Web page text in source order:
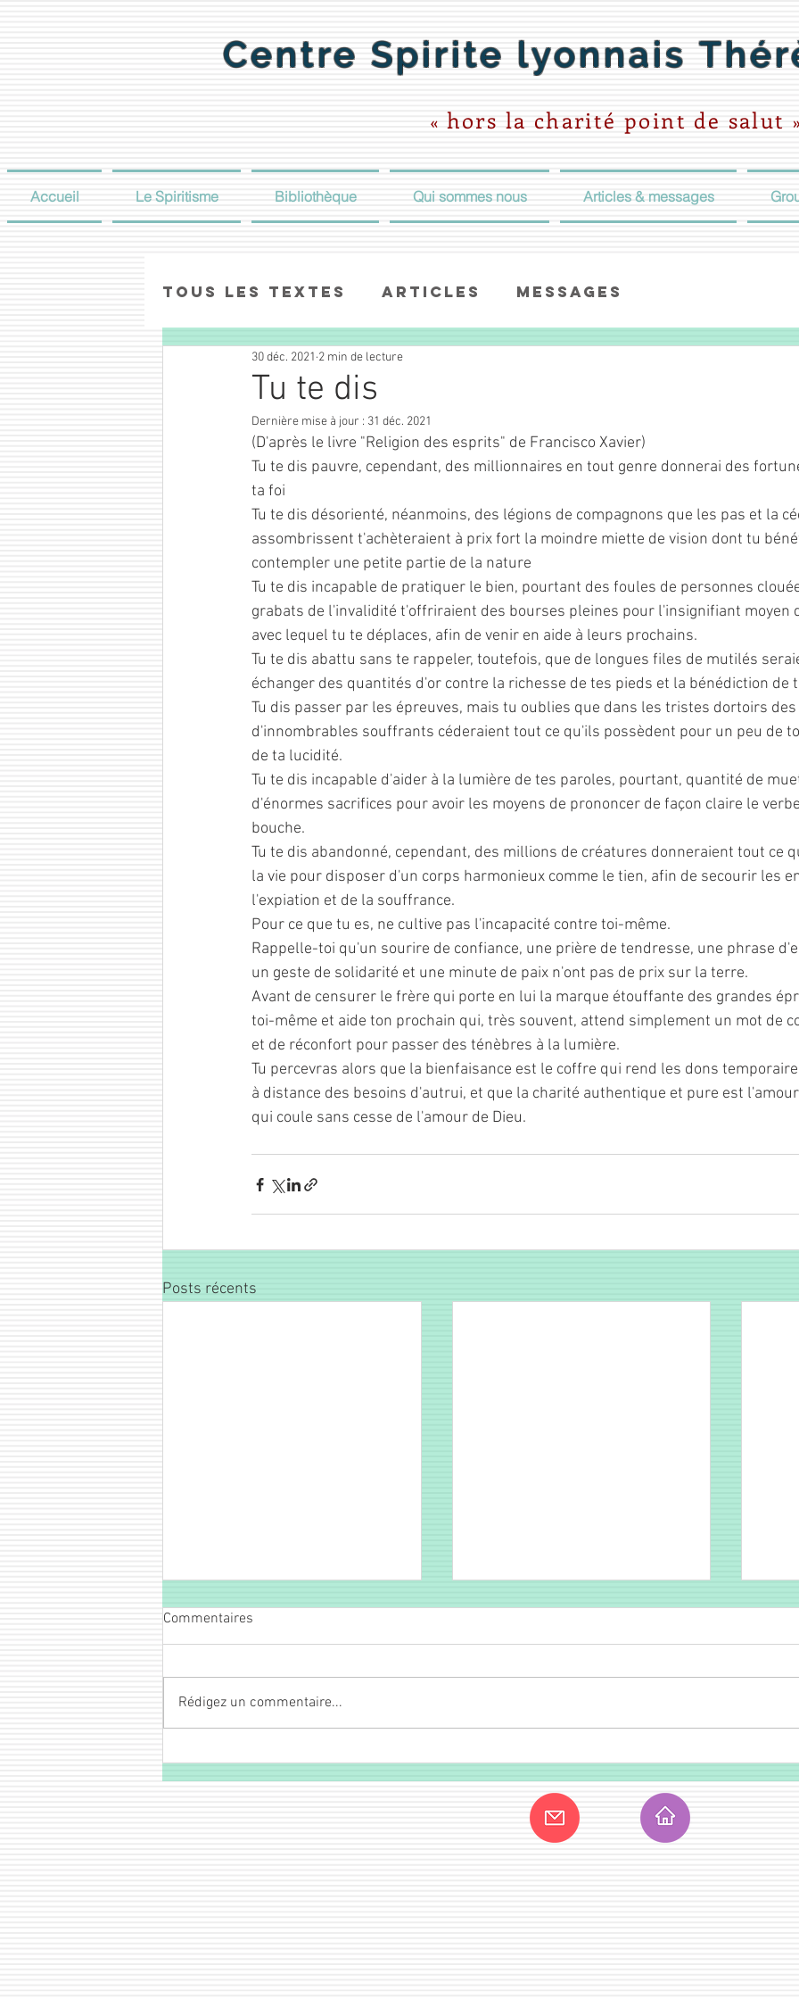
Centre Spirite lyonnais
« hors la charité point de salut »
Accueil Le Spiritisme Bibliothèque Qui sommes nous Articles & messages
Tous les textes Articles Messages
Tu te dis
30 déc. 2021 2 min de lecture
Dernière mise à jour : 31 déc. 2021
(D'après le livre "Religion des esprits" de Francisco Xavier)
Tu te dis pauvre, cependant, des millionnaires en tout genre donnerai des
ta foi
Tu te dis désorienté, néanmoins, des légions de compagnons que les pas et la
assombrissent t'achèteraient à prix fort la moindre miette de vision dont tu
contempler une petite partie de la nature
Tu te dis incapable de pratiquer le bien, pourtant des foules de personnes
grabats de l'invalidité t'offriraient des bourses pleines pour l'insignifiant moyen
avec lequel tu te déplaces, afin de venir en aide à leurs prochains.
Tu te dis abattu sans te rappeler, toutefois, que de longues files de mutilés
échanger des quantités d'or contre la richesse de tes pieds et la bénédiction de
Tu dis passer par les épreuves, mais tu oublies que dans les tristes dortoirs des
d'innombrables souffrants céderaient tout ce qu'ils possèdent pour un peu de
de ta lucidité.
Tu te dis incapable d'aider à la lumière de tes paroles, pourtant, quantité de
d'énormes sacrifices pour avoir les moyens de prononcer de façon claire le
bouche.
Tu te dis abandonné, cependant, des millions de créatures donneraient tout ce
la vie pour disposer d'un corps harmonieux comme le tien, afin de secourir les
l'expiation et de la souffrance.
Pour ce que tu es, ne cultive pas l'incapacité contre toi-même.
Rappelle-toi qu'un sourire de confiance, une prière de tendresse, une phrase
un geste de solidarité et une minute de paix n'ont pas de prix sur la terre.
Avant de censurer le frère qui porte en lui la marque étouffante des grandes
toi-même et aide ton prochain qui, très souvent, attend simplement un mot de
et de réconfort pour passer des ténèbres à la lumière.
Tu percevras alors que la bienfaisance est le coffre qui rend les dons
à distance des besoins d'autrui, et que la charité authentique et pure est
qui coule sans cesse de l'amour de Dieu.
Posts récents
05/10/2024
Commentaires
Rédigez un commentaire...